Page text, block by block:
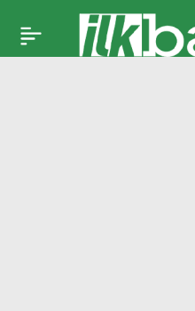
Süper Lig’de 32.